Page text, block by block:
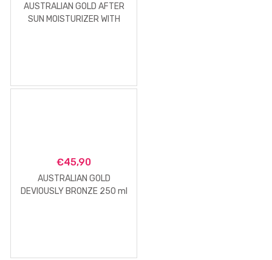
AUSTRALIAN GOLD AFTER
SUN MOISTURIZER WITH
€45,90
AUSTRALIAN GOLD
DEVIOUSLY BRONZE 250 ml